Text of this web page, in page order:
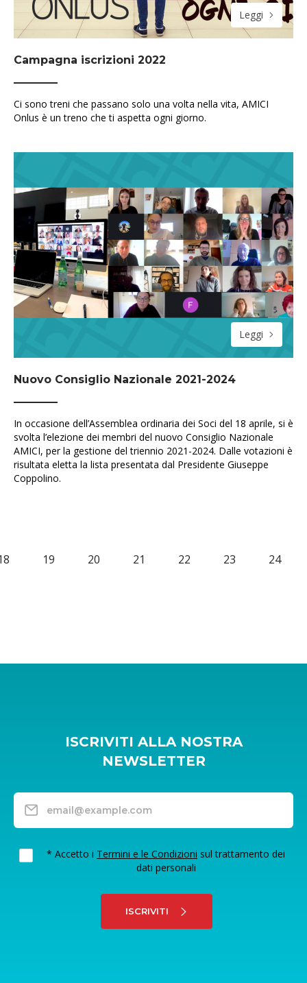
Leggi
Campagna iscrizioni 2022
Ci sono treni che passano solo una volta nella vita, AMICI
Onlus è un treno che ti aspetta ogni giorno.
Leggi
Nuovo Consiglio Nazionale 2021-2024
In occasione dell’Assemblea ordinaria dei Soci del 18 aprile, si è
svolta l’elezione dei membri del nuovo Consiglio Nazionale
AMICI, per la gestione del triennio 2021-2024. Dalle votazioni è
risultata eletta la lista presentata dal Presidente Giuseppe
Coppolino.
19 20 21 22 23 24
ISCRIVITI ALLA NOSTRA
NEWSLETTER
* Accetto i Termini e le Condizioni sul trattamento dei
dati personali
ISCRIVITI